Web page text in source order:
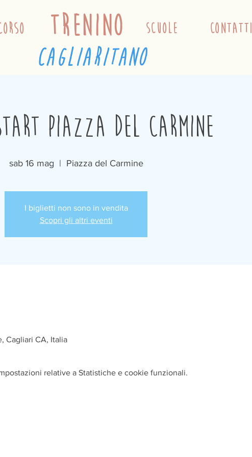
trenino scuole
cagliaritano
contatti
Piazza del Carmine
sab 16 mag
  |
Piazza del Carmine
I biglietti non sono in vendita
Scopri gli altri eventi
Cagliari CA, Italia
relative a Statistiche e cookie funzionali.